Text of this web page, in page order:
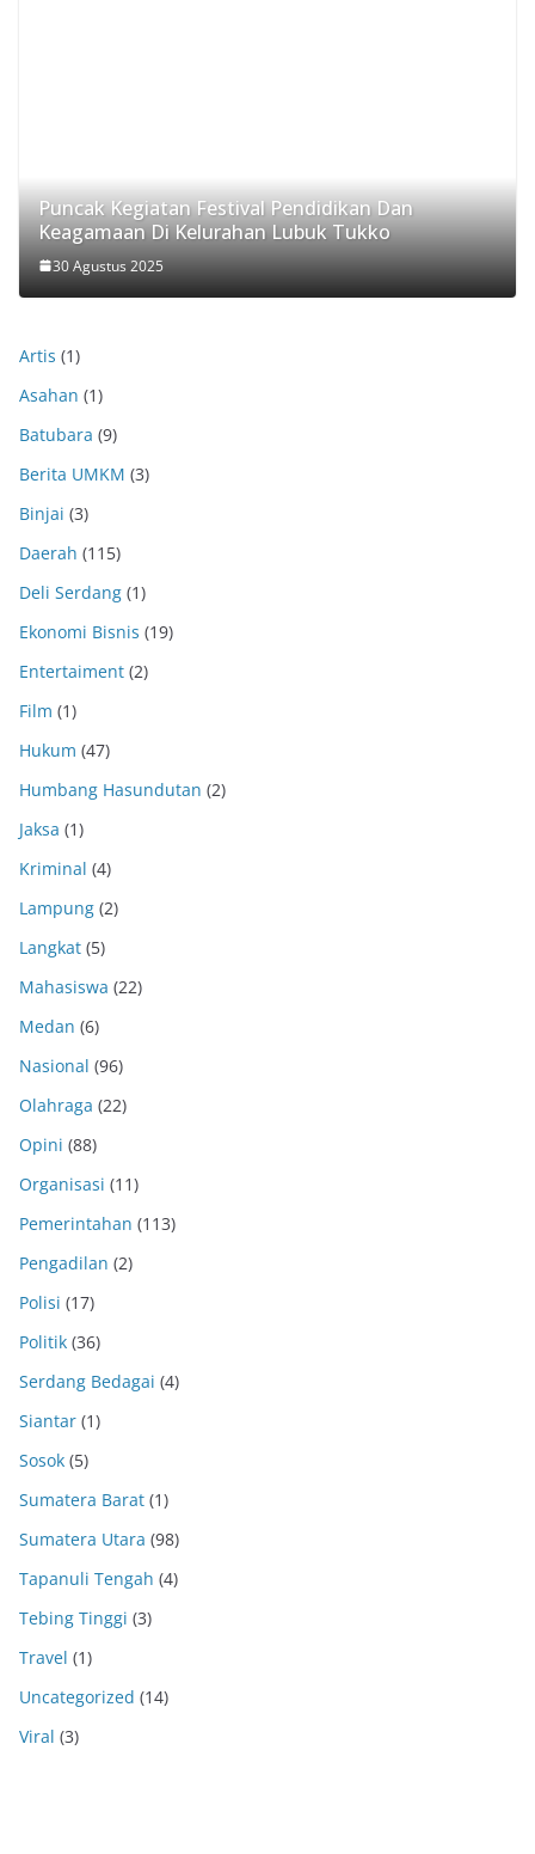
Puncak Kegiatan Festival Pendidikan Dan
Keagamaan Di Kelurahan Lubuk Tukko
30 Agustus 2025
Artis (1)
Asahan (1)
Batubara (9)
Berita UMKM (3)
Binjai (3)
Daerah (115)
Deli Serdang (1)
Ekonomi Bisnis (19)
Entertaiment (2)
Film (1)
Hukum (47)
Humbang Hasundutan (2)
Jaksa (1)
Kriminal (4)
Lampung (2)
Langkat (5)
Mahasiswa (22)
Medan (6)
Nasional (96)
Olahraga (22)
Opini (88)
Organisasi (11)
Pemerintahan (113)
Pengadilan (2)
Polisi (17)
Politik (36)
Serdang Bedagai (4)
Siantar (1)
Sosok (5)
Sumatera Barat (1)
Sumatera Utara (98)
Tapanuli Tengah (4)
Tebing Tinggi (3)
Travel (1)
Uncategorized (14)
Viral (3)